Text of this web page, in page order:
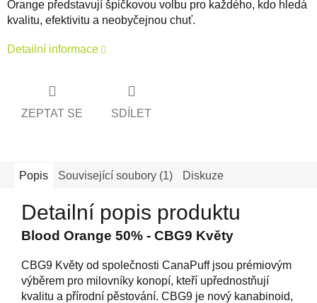
Orange představují špičkovou volbu pro každého, kdo hledá
kvalitu, efektivitu a neobyčejnou chuť.
Detailní informace
ZEPTAT SE SDÍLET
Popis Související soubory (1) Diskuze
Detailní popis produktu
Blood Orange 50% - CBG9 Květy
CBG9 Květy od společnosti CanaPuff jsou prémiovým
výběrem pro milovníky konopí, kteří upřednostňují
kvalitu a přírodní pěstování. CBG9 je nový kanabinoid,